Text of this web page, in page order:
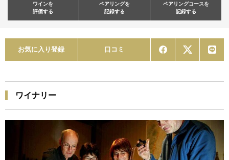
ワインを
評価する
ペアリングを
記録する
ペアリングコースを
記録する
お気に入り登録 口コミ
ワイナリー